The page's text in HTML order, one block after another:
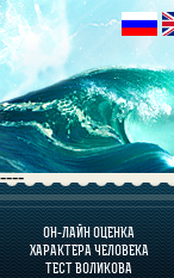
----
ОН-ЛАЙН ОЦЕНКА
ХАРАКТЕРА ЧЕЛОВЕКА
ТЕСТ ВОЛИКОВА